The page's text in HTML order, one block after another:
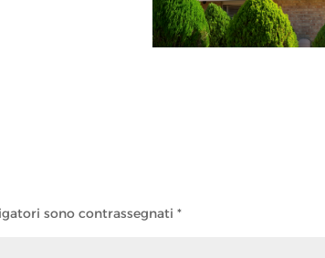
sono contrassegnati*